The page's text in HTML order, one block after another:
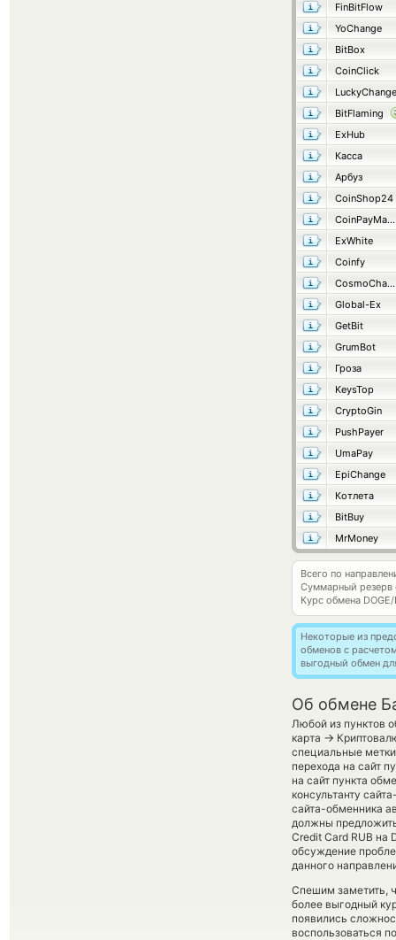
FinBitFlow
YoChange
BitBox
CoinClick
LuckyChange
BitFlaming
ExHub
Касса
Арбуз
CoinShop24
CoinPayMaster
ExWhite
Coinfy
CosmoChanger
Global-Ex
GetBit
GrumBot
Гроза
KeysTop
CryptoGin
PushPayer
UmaPay
EpiChange
Котлета
BitBuy
MrMoney
Всего по
Суммарный резерв
Курс обмена
Некоторые из
обменов с
выгодный обмен
Об обмене
Любой из пунктов
карта →
специальные
перехода на сайт
на сайт пункта
консультанту
сайта-обменника
должны
Credit Card RUB на
обсуждение
данного
Спешим заметить,
более выгодный
появились
воспользоваться